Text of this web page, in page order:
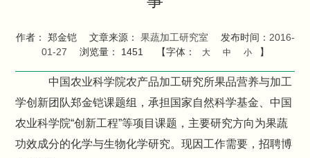
作者： 郑金铠 文章来源： 果蔬加工研究室 发布时间： 2016-
01-27
浏览量： 1451 【字体： 大 中 小 】
中国农业科学院农产品加工研究所果品营养与加工
学创新团队郑金铠课题组，承担国家自然科学基金、中国
农业科学院“创新工程”等项目课题，主要研究方向为果蔬
功效成分的化学与生物化学研究。现因工作需要，招聘博